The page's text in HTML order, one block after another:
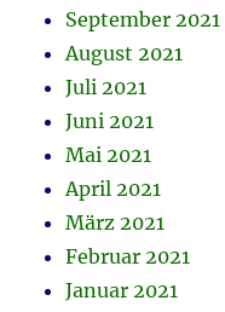
September 2021
August 2021
Juli 2021
Juni 2021
Mai 2021
April 2021
März 2021
Februar 2021
Januar 2021